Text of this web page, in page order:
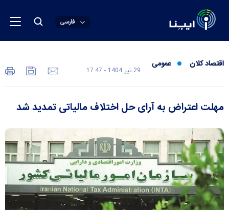
فارسی
اقتصاد کلان عمومی
29 تير 1404 - 17:47
مهلت اعتراض به آرای حل اختلاف مالیاتی تمدید شد